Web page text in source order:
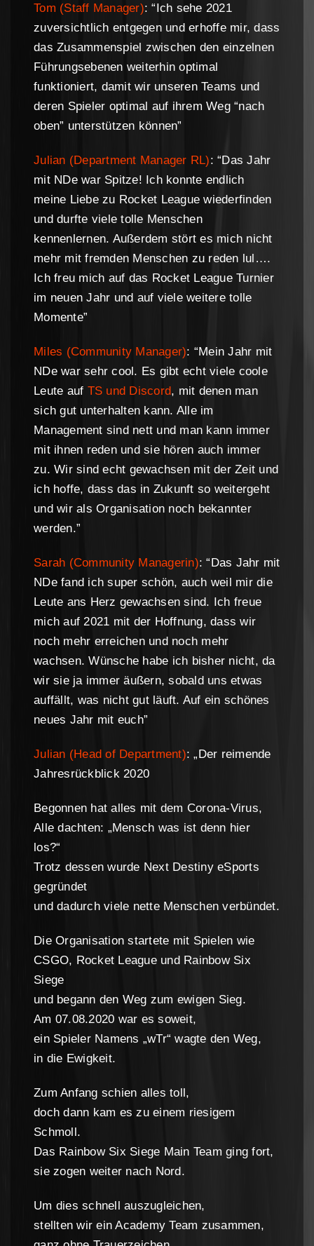
Tom (Staff Manager): “Ich sehe 2021
zuversichtlich entgegen und erhoffe mir, dass
das Zusammenspiel zwischen den einzelnen
Führungsebenen weiterhin optimal
funktioniert, damit wir unseren Teams und
deren Spieler optimal auf ihrem Weg “nach
oben” unterstützen können”
Julian (Department Manager RL): “Das Jahr
mit NDe war Spitze! Ich konnte endlich
meine Liebe zu Rocket League wiederfinden
und durfte viele tolle Menschen
kennenlernen. Außerdem stört es mich nicht
mehr mit fremden Menschen zu reden lul….
Ich freu mich auf das Rocket League Turnier
im neuen Jahr und auf viele weitere tolle
Momente”
Miles (Community Manager): “Mein Jahr mit
NDe war sehr cool. Es gibt echt viele coole
Leute auf TS und Discord, mit denen man
sich gut unterhalten kann. Alle im
Management sind nett und man kann immer
mit ihnen reden und sie hören auch immer
zu. Wir sind echt gewachsen mit der Zeit und
ich hoffe, dass das in Zukunft so weitergeht
und wir als Organisation noch bekannter
werden.”
Sarah (Community Managerin): “Das Jahr mit
NDe fand ich super schön, auch weil mir die
Leute ans Herz gewachsen sind. Ich freue
mich auf 2021 mit der Hoffnung, dass wir
noch mehr erreichen und noch mehr
wachsen. Wünsche habe ich bisher nicht, da
wir sie ja immer äußern, sobald uns etwas
auffällt, was nicht gut läuft. Auf ein schönes
neues Jahr mit euch”
Julian (Head of Department): „Der reimende
Jahresrückblick 2020
Begonnen hat alles mit dem Corona-Virus,
Alle dachten: „Mensch was ist denn hier
los?“
Trotz dessen wurde Next Destiny eSports
gegründet
und dadurch viele nette Menschen verbündet.
Die Organisation startete mit Spielen wie
CSGO, Rocket League und Rainbow Six
Siege
und begann den Weg zum ewigen Sieg.
Am 07.08.2020 war es soweit,
ein Spieler Namens „wTr“ wagte den Weg,
in die Ewigkeit.
Zum Anfang schien alles toll,
doch dann kam es zu einem riesigem
Schmoll.
Das Rainbow Six Siege Main Team ging fort,
sie zogen weiter nach Nord.
Um dies schnell auszugleichen,
stellten wir ein Academy Team zusammen,